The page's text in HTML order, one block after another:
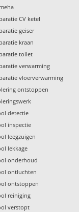
CV ketel
geiser
kraan
toilet
verwarming
vloerverwarming
ontstoppen
detectie
inspectie
leegzuigen
lekkage
onderhoud
ontluchten
ontstoppen
reiniging
verstopt